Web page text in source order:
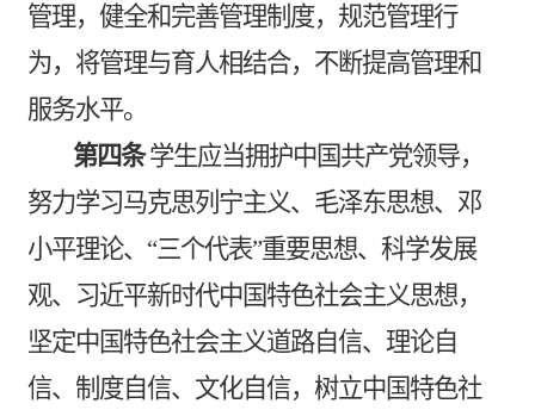
管理，健全和完善管理制度，规范管理行
为，将管理与育人相结合，不断提高管理和
服务水平。
第四条 学生应当拥护中国共产党领导，
努力学习马克思列宁主义、毛泽东思想、邓
小平理论、“三个代表”重要思想、科学发展
观、习近平新时代中国特色社会主义思想，
坚定中国特色社会主义道路自信、理论自
信、制度自信、文化自信，树立中国特色社